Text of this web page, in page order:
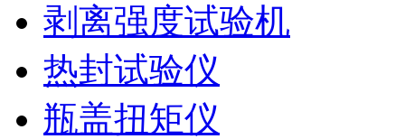
剥离强度试验机
热封试验仪
瓶盖扭矩仪